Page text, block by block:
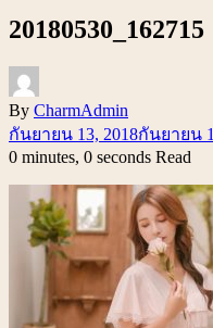
20180530_162715
By CharmAdmin
กันยายน 13, 2018กันยายน
0 minutes, 0 seconds Read